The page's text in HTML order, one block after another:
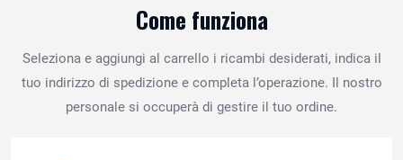
Come funziona
Seleziona e aggiungi al carrello i ricambi desiderati, indica il
tuo indirizzo di spedizione e completa l’operazione. Il nostro
personale si occuperà di gestire il tuo ordine.